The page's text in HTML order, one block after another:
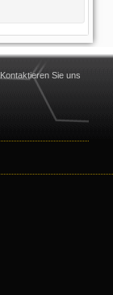
Kontaktieren Sie uns